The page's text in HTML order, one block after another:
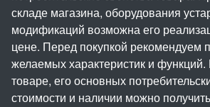
складе магазина, оборудования
модификаций возможна его
цене. Перед покупкой рекомендуем
желаемых характеристик и
товаре, его основных
стоимости и наличии можно